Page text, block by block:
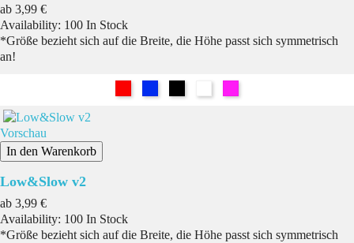
ab Preis
3,99 €
Availability: 100 In Stock
*Größe bezieht sich auf die Breite, die Höhe passt sich symmetrisch
an!
Vorschau
In den Warenkorb
Low&Slow v2
ab Preis
3,99 €
Availability: 100 In Stock
*Größe bezieht sich auf die Breite, die Höhe passt sich symmetrisch